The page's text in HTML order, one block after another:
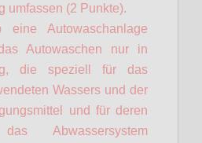
umfassen (2 Punkte).
Autowaschanlage
Autowaschen nur in
die speziell für das
Wassers und der
und für deren
Abwassersystem